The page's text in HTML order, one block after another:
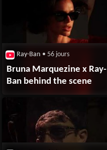
Ray-Ban • 56 jours
Bruna Marquezine x Ray-
Ban ​behind the scene